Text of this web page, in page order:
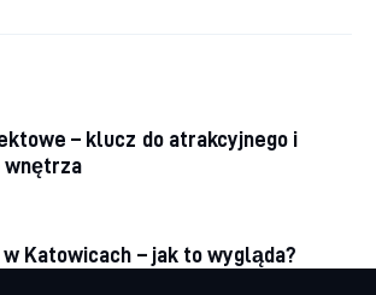
– klucz do atrakcyjnego i
wnętrza
Katowicach – jak to wygląda?